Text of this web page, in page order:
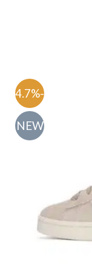
-54.7%
NEW